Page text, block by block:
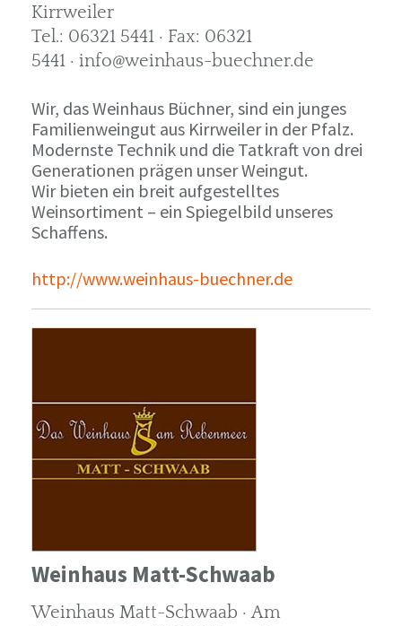
Kirrweiler
Tel.: 06321 5441 · Fax: 06321
5441 · info@weinhaus-buechner.de
Wir, das Weinhaus Büchner, sind ein junges
Familienweingut aus Kirrweiler in der Pfalz.
Modernste Technik und die Tatkraft von drei
Generationen prägen unser Weingut.
Wir bieten ein breit aufgestelltes
Weinsortiment – ein Spiegelbild unseres
Schaffens.
http://www.weinhaus-buechner.de
Weinhaus Matt-Schwaab
Weinhaus Matt-Schwaab · Am